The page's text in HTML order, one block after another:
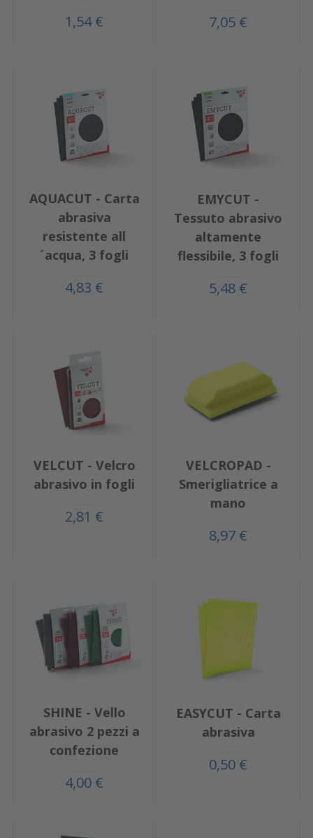
1,54 € 7,05 €
AQUACUT - Carta
abrasiva
resistente all
´acqua, 3 fogli
4,83 €
EMYCUT -
Tessuto abrasivo
altamente
flessibile, 3 fogli
5,48 €
VELCUT - Velcro
abrasivo in fogli
2,81 €
VELCROPAD -
Smerigliatrice a
mano
8,97 €
SHINE - Vello
abrasivo 2 pezzi a
confezione
4,00 €
EASYCUT - Carta
abrasiva
0,50 €